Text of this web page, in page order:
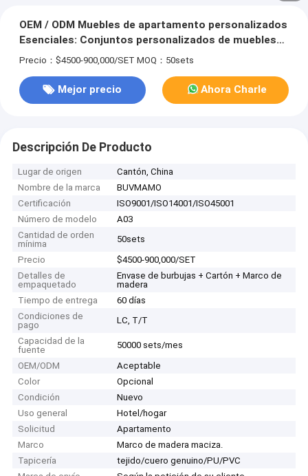
OEM / ODM Muebles de apartamento personalizados
Esenciales: Conjuntos personalizados de muebles
personales a mejor precio
Precio：$4500-900,000/SET MOQ：50sets
Mejor precio Ahora Charle
Descripción De Producto
Lugar de origen
Cantón, China
Nombre de la marca
BUVMAMO
Certificación
ISO9001/ISO14001/ISO45001
Número de modelo
A03
Cantidad de orden
mínima
50sets
Precio
$4500-900,000/SET
Detalles de
empaquetado
Envase de burbujas + Cartón + Marco de
madera
Tiempo de entrega
60 días
Condiciones de
pago
LC, T/T
Capacidad de la
fuente
50000 sets/mes
OEM/ODM
Aceptable
Color
Opcional
Condición
Nuevo
Uso general
Hotel/hogar
Solicitud
Apartamento
Marco
Marco de madera maciza.
Tapicería
tejido/cuero genuino/PU/PVC